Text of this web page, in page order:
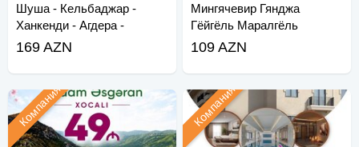
Шуша - Кельбаджар -
Ханкенди - Агдера -
Суговушан - Агдам - Хо
169 AZN
Мингячевир Гянджа
Гёйгёль Маралгёль
109 AZN
Компания Компания